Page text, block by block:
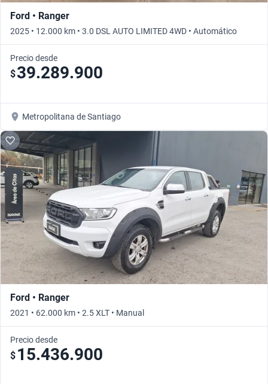
Ford • Ranger
2025 • 12.000 km • 3.0 DSL AUTO LIMITED 4WD • Automático
Precio desde
$39.289.900
Metropolitana de Santiago
Ford • Ranger
2021 • 62.000 km • 2.5 XLT • Manual
Precio desde
$ 15.436.900